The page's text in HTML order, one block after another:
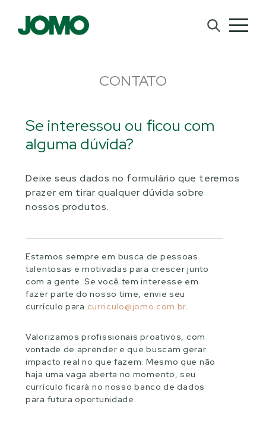
CONTATO
Se interessou ou ficou com
alguma dúvida?
Deixe seus dados no formulário que teremos
prazer em tirar qualquer dúvida sobre
nossos produtos.
Estamos sempre em busca de pessoas
talentosas e motivadas para crescer junto
com a gente. Se você tem interesse em
fazer parte do nosso time, envie seu
currículo para curriculo@jomo.com.br.
Valorizamos profissionais proativos, com
vontade de aprender e que buscam gerar
impacto real no que fazem. Mesmo que não
haja uma vaga aberta no momento, seu
currículo ficará no nosso banco de dados
para futura oportunidade.